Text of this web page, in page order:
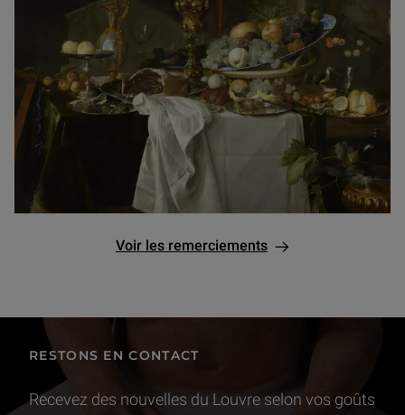
Voir les remerciements
RESTONS EN CONTACT
Recevez des nouvelles du Louvre selon vos goûts